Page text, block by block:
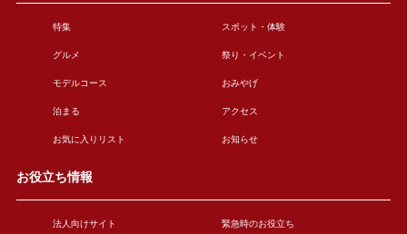
特集 スポット・体験
グルメ 祭り・イベント
モデルコース おみやげ
泊まる アクセス
お気に入りリスト お知らせ
お役立ち情報
法人向けサイト 緊急時のお役立ち